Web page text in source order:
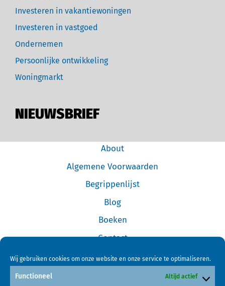
Wij gebruiken cookies om onze website en onze service te optimaliseren.
Functioneel Altijd actief
Investeren in vakantiewoningen
Investeren in vastgoed
Ondernemen
Persoonlijke ontwikkeling
Woningmarkt
NIEUWSBRIEF
About
Algemene Voorwaarden
Begrippenlijst
Blog
Boeken
Contact
Cookiebeleid (EU)